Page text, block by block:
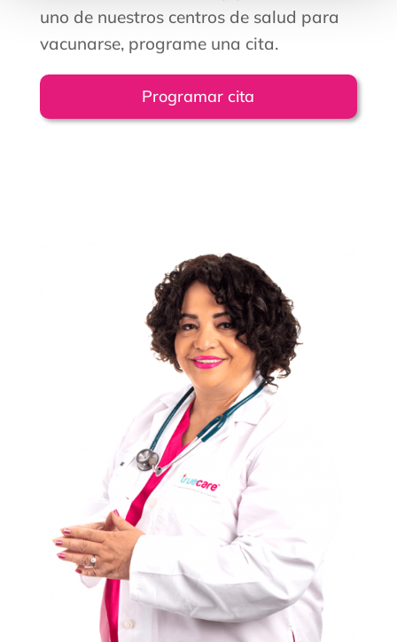
uno de nuestros centros de salud para
vacunarse, programe una cita.
Programar cita